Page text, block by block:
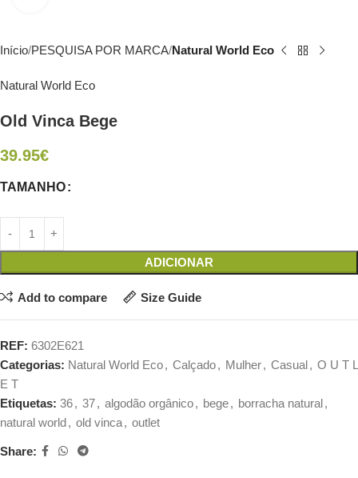
Início PESQUISA POR MARCA Natural World Eco
Natural World Eco
Old Vinca Bege
39.95€
TAMANHO
ADICIONAR
Add to compare Size Guide
REF: 6302E621
Categorias: Natural World Eco, Calçado, Mulher, Casual, O U T L
E T
Etiquetas: 36, 37, algodão orgânico, bege, borracha natural,
natural world, old vinca, outlet
Share: